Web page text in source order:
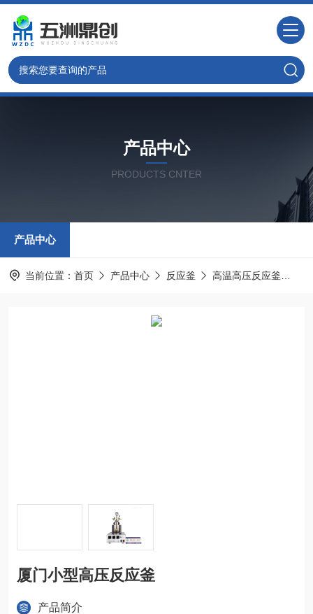
产品中心
PRODUCTS CNTER
产品中心
当前位置： 首页 产品中心 反应釜 高温高压反应釜
厦门小型高压反应釜
产品简介